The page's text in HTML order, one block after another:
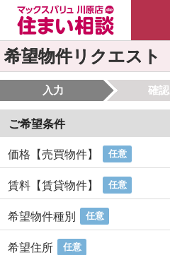
希望物件リクエスト
入力 確認
ご希望条件
価格【売買物件】 任意
賃料【賃貸物件】 任意
希望物件種別 任意
希望住所 任意